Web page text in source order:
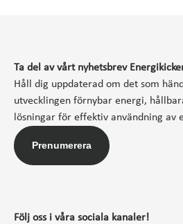
Ta del av vårt nyhetsbrev
Håll dig uppdaterad om det som
utvecklingen förnybar energi,
lösningar för effektiv användning av
Prenumerera
Följ oss i våra sociala kanaler!